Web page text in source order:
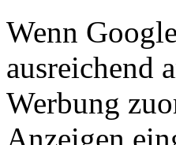
Wenn
ausreichend
Werbung